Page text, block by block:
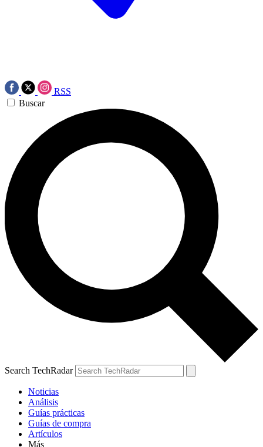
RSS
Buscar
Search TechRadar
Noticias
Análisis
Guías prácticas
Guías de compra
Artículos
Más